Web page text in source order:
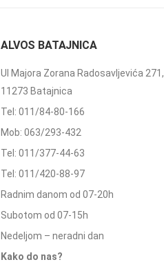
ALVOS BATAJNICA
Ul Majora Zorana Radosavljevića 271,
11273 Batajnica
Tel: 011/84-80-166
Mob: 063/293-432
Tel: 011/377-44-63
Tel: 011/420-88-97
Radnim danom od 07-20h
Subotom od 07-15h
Nedeljom – neradni dan
Kako do nas?